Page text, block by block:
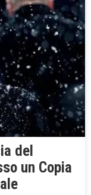
del
un Copia